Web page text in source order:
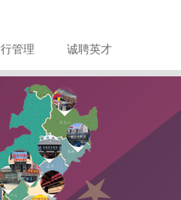
行管理 诚聘英才